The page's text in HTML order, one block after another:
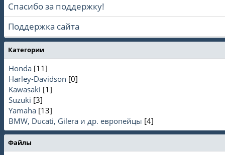
Спасибо за поддержку!
Поддержка сайта
Категории
Honda [11]
Harley-Davidson [0]
Kawasaki [1]
Suzuki [3]
Yamaha [13]
BMW, Ducati, Gilera и др. европейцы [4]
Файлы